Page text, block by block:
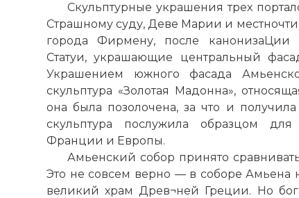
Скульптурные украшения трех
Страшному суду, Деве Марии и
города Фирмену, после канонизаЦии
Статуи, украшающие центральный
Украшением южного фасада
скульптура «Золотая Мадонна»,
она была позолочена, за что и
скульптура послужила образцом
Франции и Европы.
Амьенский собор принято
Это не совсем верно — в соборе Амьена
великий храм Древ¬ней Греции. Но